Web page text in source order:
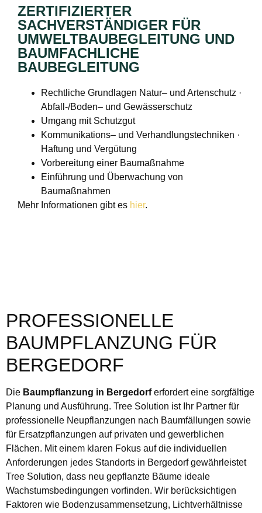
ZERTIFIZIERTER
SACHVERSTÄNDIGER FÜR
UMWELTBAUBEGLEITUNG UND
BAUMFACHLICHE
BAUBEGLEITUNG
Rechtliche Grundlagen Natur– und Artenschutz ·
Abfall-/Boden– und Gewässerschutz
Umgang mit Schutzgut
Kommunikations– und Verhandlungstechniken ·
Haftung und Vergütung
Vorbereitung einer Baumaßnahme
Einführung und Überwachung von
Baumaßnahmen
Mehr Informationen gibt es hier.
PROFESSIONELLE
BAUMPFLANZUNG FÜR
BERGEDORF
Die Baumpflanzung in Bergedorferfordert eine sorgfältige
Planung und Ausführung. Tree Solution ist Ihr Partner für
professionelle Neupflanzungen nach Baumfällungen sowie
für Ersatzpflanzungen auf privaten und gewerblichen
Flächen. Mit einem klaren Fokus auf die individuellen
Anforderungen jedes Standorts in Bergedorf gewährleistet
Tree Solution, dass neu gepflanzte Bäume ideale
Wachstumsbedingungen vorfinden. Wir berücksichtigen
Faktoren wie Bodenzusammensetzung, Lichtverhältnisse